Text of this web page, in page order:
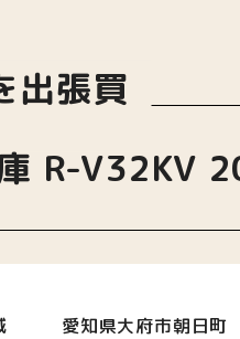
出張買
R-V32KV
愛知県大府市朝日町